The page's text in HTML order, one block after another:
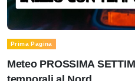
Prima Pagina
Meteo PROSSIMA